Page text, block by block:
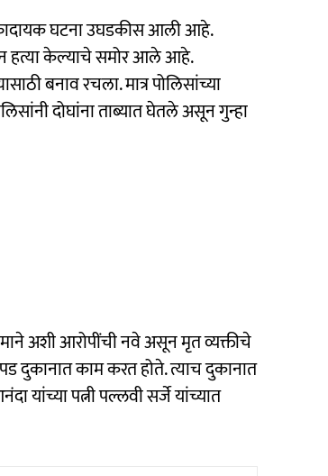
घटना उघडकीस आली आहे.
हत्या केल्याचे समोर आले आहे.
बनाव रचला. मात्र पोलिसांच्या
दोघांना ताब्यात घेतले असून गुन्हा
अशी आरोपींची नवे असून मृत व्यक्तीचे
काम करत होते. त्याच दुकानात
यांच्या पत्नी पल्लवी सर्जे यांच्यात